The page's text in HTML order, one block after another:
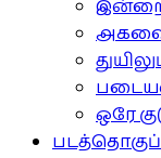
அகவை
ஒரே